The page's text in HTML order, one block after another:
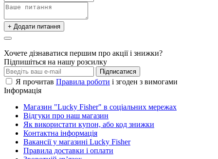
+ Додати питання
Хочете дізнаватися першим про акції і знижки?
Підпишіться на нашу розсилку
Підписатися
Я прочитав Правила роботи і згоден з вимогами
Інформація
Магазин "Lucky Fisher" в соціальних мережах
Відгуки про наш магазин
Як використати купон, або код знижки
Контактна інформація
Вакансії у магазині Lucky Fisher
Правила доставки і оплати